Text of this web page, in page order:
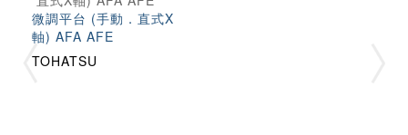
微調平台 (手動．直式X
軸) AFA AFE
TOHATSU